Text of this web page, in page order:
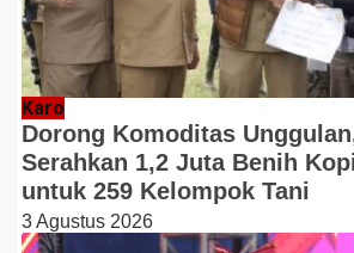
Karo
Dorong Komoditas
Serahkan 1,2 Juta Benih
untuk 259 Kelompok Tani
3 Agustus 2026